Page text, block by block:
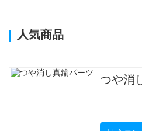
人気商品
つや消